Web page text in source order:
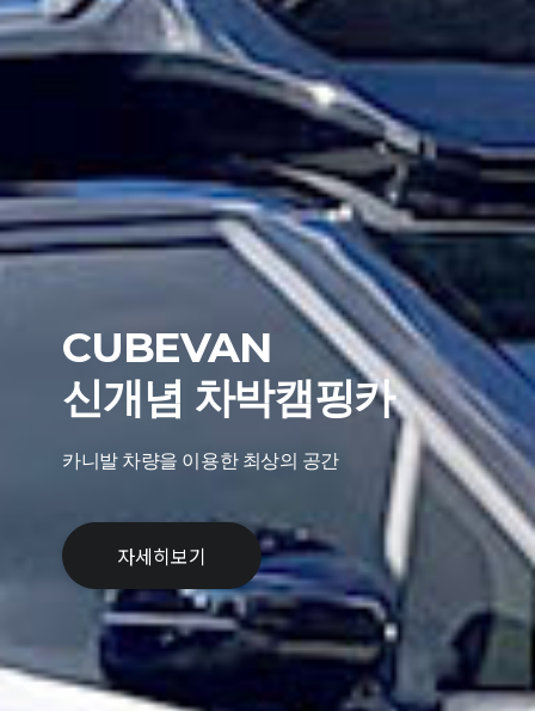
CUBEVAN
신개념 차박캠핑카
카니발 차량을 이용한 최상의 공간
자세히보기